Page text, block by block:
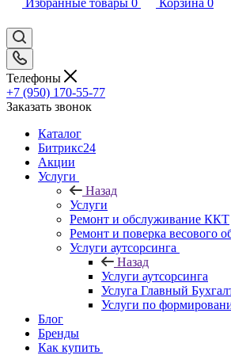
Избранные товары 0 Корзина 0
Телефоны
+7 (950) 170-55-77
Заказать звонок
Каталог
Битрикс24
Акции
Услуги
Назад
Услуги
Ремонт и обслуживание ККТ
Ремонт и поверка весового
Услуги аутсорсинга
Назад
Услуги аутсорсинга
Услуга Главный
Услуги по
Блог
Бренды
Как купить